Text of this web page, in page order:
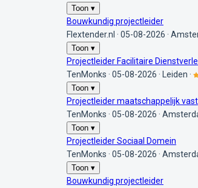
Toon ▾
Bouwkundig projectleider
Flextender.nl · 05-08-2026 ·
Toon ▾
Projectleider Facilitaire
TenMonks · 05-08-2026 · Leiden ·
Toon ▾
Projectleider maatschappelijk
TenMonks · 05-08-2026 ·
Toon ▾
Projectleider Sociaal Domein
TenMonks · 05-08-2026 ·
Toon ▾
Bouwkundig projectleider